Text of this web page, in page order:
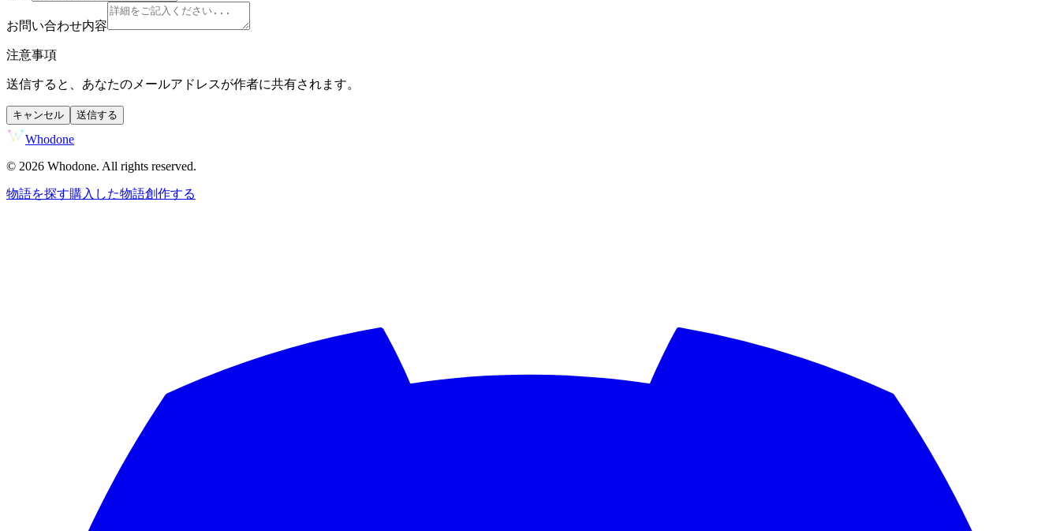
お問い合わせ内容
注意事項
送信すると、あなたのメールアドレスが作者に共有されます。
キャンセル 送信する
Whodone
© 2026 Whodone. All rights reserved.
物語を探す購入した物語創作する